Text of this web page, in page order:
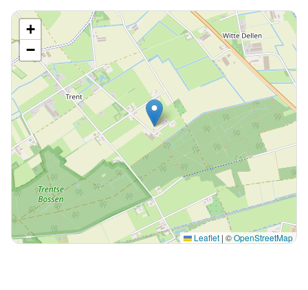
+
−
Leaflet | ©OpenStreetMap